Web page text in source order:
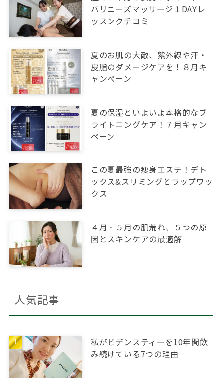
バリニーズマッサージ１DAYレ
ッスンクチコミ
夏のお肌の大敵、紫外線や汗・
皮脂のダメージケアを！８月キ
ャンぺーン
夏の保湿といよいよ本格的なブ
ライトニングケア！７月キャン
ペーン
この夏最強の痩身エステ！デト
ックス&スリミングとラップワッ
クス
４月・５月の肌荒れ、５つの原
因とスキンケアの最適解
人気記事
私がビデンスティーを10年間飲
み続けている7つの理由